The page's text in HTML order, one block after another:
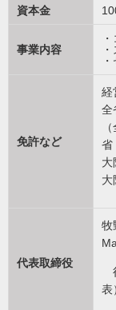
資本金
事業内容
免許など
経
全
省
大
大
代表取締役
牧
表